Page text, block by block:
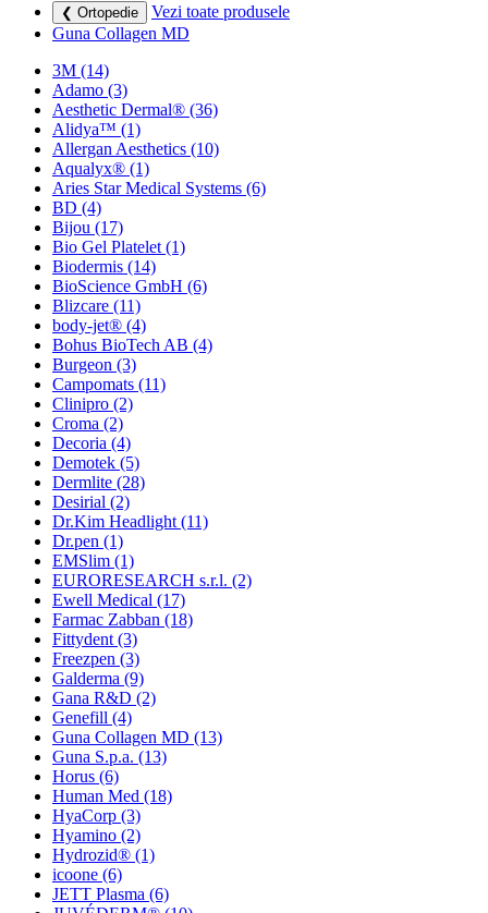
❮ Ortopedie
Vezi toate produsele
Guna Collagen MD
3M (14)
Adamo (3)
Aesthetic Dermal® (36)
Alidya™ (1)
Allergan Aesthetics (10)
Aqualyx® (1)
Aries Star Medical Systems (6)
BD (4)
Bijou (17)
Bio Gel Platelet (1)
Biodermis (14)
BioScience GmbH (6)
Blizcare (11)
body-jet® (4)
Bohus BioTech AB (4)
Burgeon (3)
Campomats (11)
Clinipro (2)
Croma (2)
Decoria (4)
Demotek (5)
Dermlite (28)
Desirial (2)
Dr.Kim Headlight (11)
Dr.pen (1)
EMSlim (1)
EURORESEARCH s.r.l. (2)
Ewell Medical (17)
Farmac Zabban (18)
Fittydent (3)
Freezpen (3)
Galderma (9)
Gana R&D (2)
Genefill (4)
Guna Collagen MD (13)
Guna S.p.a. (13)
Horus (6)
Human Med (18)
HyaCorp (3)
Hyamino (2)
Hydrozid® (1)
icoone (6)
JETT Plasma (6)